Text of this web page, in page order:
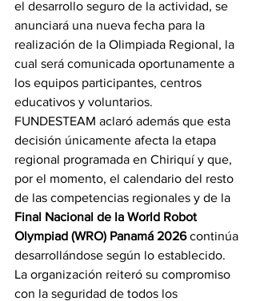
el desarrollo seguro de la actividad, se
anunciará una nueva fecha para la
realización de la Olimpiada Regional, la
cual será comunicada oportunamente a
los equipos participantes, centros
educativos y voluntarios.
FUNDESTEAM aclaró además que esta
decisión únicamente afecta la etapa
regional programada en Chiriquí y que,
por el momento, el calendario del resto
de las competencias regionales y de la
Final Nacional de la World Robot
Olympiad (WRO) Panamá 2026 continúa
desarrollándose según lo establecido.
La organización reiteró su compromiso
con la seguridad de todos los